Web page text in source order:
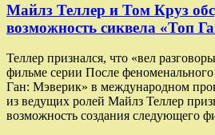
Майлз Теллер и Том Круз
возможность сиквела «Топ
Теллер признался, что «вел
фильме серии После
Ган: Мэверик» в международном
из ведущих ролей Майлз Теллер
возможность создания следующего